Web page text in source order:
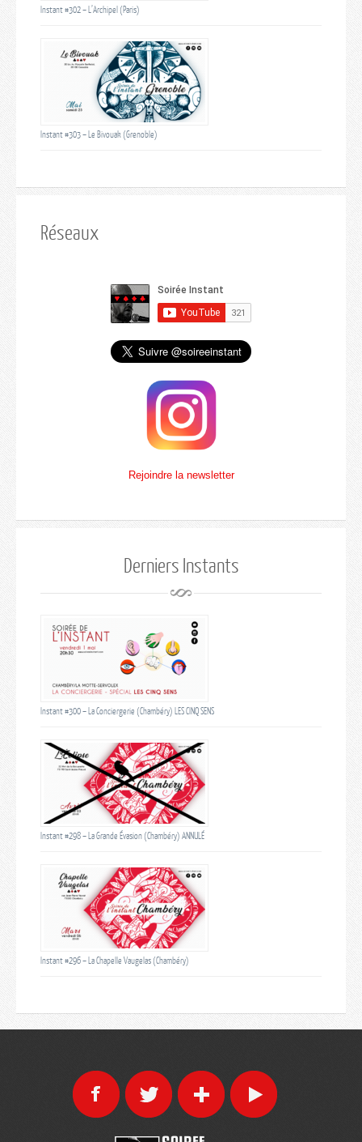
Instant #302 – L’Archipel (Paris)
Instant #303 – Le Bivouak (Grenoble)
Réseaux
Rejoindre la newsletter
Derniers Instants
Instant #300 – La Conciergerie (Chambéry) LES CINQ SENS
Instant #298 – La Grande Évasion (Chambéry) ANNULÉ
Instant #296 – La Chapelle Vaugelas (Chambéry)